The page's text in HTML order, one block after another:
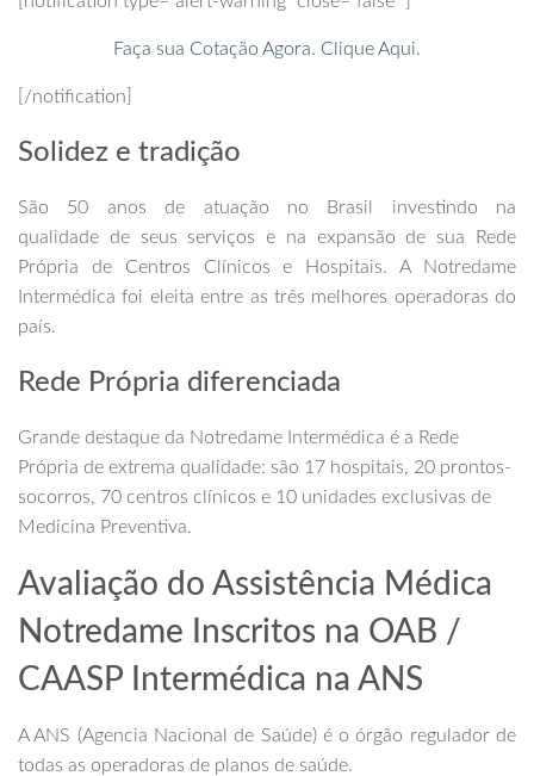
Faça sua Cotação Agora. Clique Aqui.
[/notification]
Solidez e tradição
São 50 anos de atuação no Brasil investindo na
qualidade de seus serviços e na expansão de sua Rede
Própria de Centros Clínicos e Hospitais. A Notredame
Intermédica foi eleita entre as três melhores operadoras do
país.
Rede Própria diferenciada
Grande destaque da Notredame Intermédica é a Rede
Própria de extrema qualidade: são 17 hospitais, 20 prontos-
socorros, 70 centros clínicos e 10 unidades exclusivas de
Medicina Preventiva.
Avaliação do Assistência Médica
Notredame Inscritos na OAB /
CAASP Intermédica na ANS
A ANS (Agencia Nacional de Saúde) é o órgão regulador de
todas as operadoras de planos de saúde.